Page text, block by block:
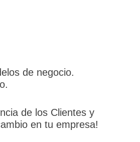
de negocio.
de los Clientes y
en tu empresa!